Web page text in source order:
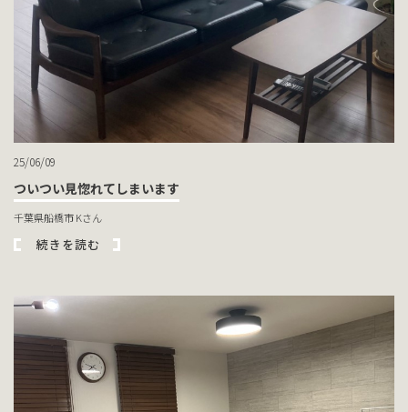
25/06/09
ついつい見惚れてしまいます
千葉県船橋市 Kさん
続きを読む